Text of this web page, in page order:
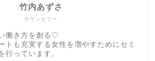
カウンセラー
竹内あずさ
働き方を創る♡
トも充実する女性を増やすためにセミ
行っています。